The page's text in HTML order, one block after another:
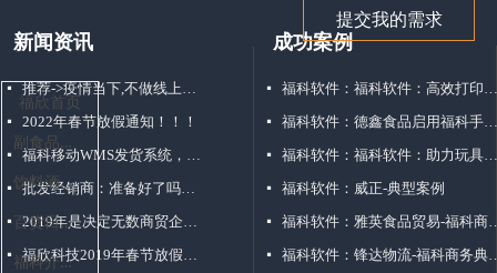
新闻资讯
넷 推荐->疫情当下,不做线上订货商城,吃大亏!!!
넷 2022年春节放假通知！！！
넷 福科移动WMS发货系统，仓库管理好帮手！
넷 批发经销商：准备好了吗？点击接收你的3000+客户，不点毁终生
넷 2019年是决定无数商贸企业命运的一年
넷 福欣科技2019年春节放假通知
넷 福科软件：福科软件：高效打印方式解决仓库配货难题
넷 福科软件：德鑫食品启用福科手机移动销售软件
넷 福科软件：福科软件：助力玩具经销打破困局“玩转”移动进销存
넷 福科软件：威正-典型案例
넷 福科软件：雅英
넷 福科软件：锋达
成功案例
提交我的需求
福欣首页
副
食品批发行业
饮
料酒水批发行业
百
货日化批发行业
福
科介绍资料补充--1558805179-东莞市福欣电脑科技有限公司